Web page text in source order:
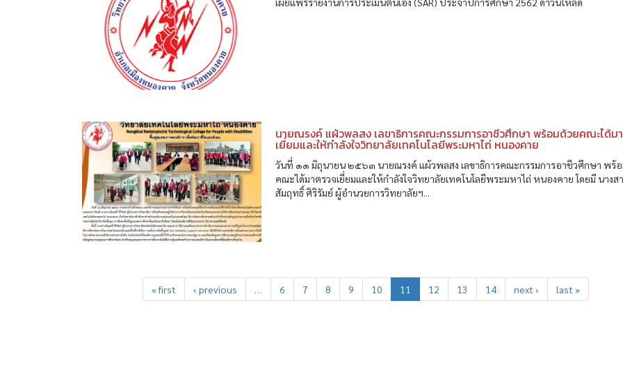
นายณรงค์ แผ้วพลสง เลขาธิการคณะกรรมการอาชีวศึกษา พร้อมด้วยคณะได้ม
เยี่ยมและให้กำลังใจวิทยาลัยเทคโนโลยีพระมหาไถ่ หนองคาย
วันที่ ๑๑ มิถุนายน ๒๕๖๓ นายณรงค์ แผ้วพลสง เลขาธิการคณะกรรมการอาชีวศึกษา พร้
คณะได้มาตรวจเยี่ยมและให้กำลังใจวิทยาลัยเทคโนโลยีพระมหาไถ่ หนองคาย โดยมี นางส
สัมฤทธิ์ ศิริรัมย์ ผู้อำนวยการวิทยาลัยฯ...
« first ‹ previous … 6 7 8 9 10 11 12 13 14 next › last »